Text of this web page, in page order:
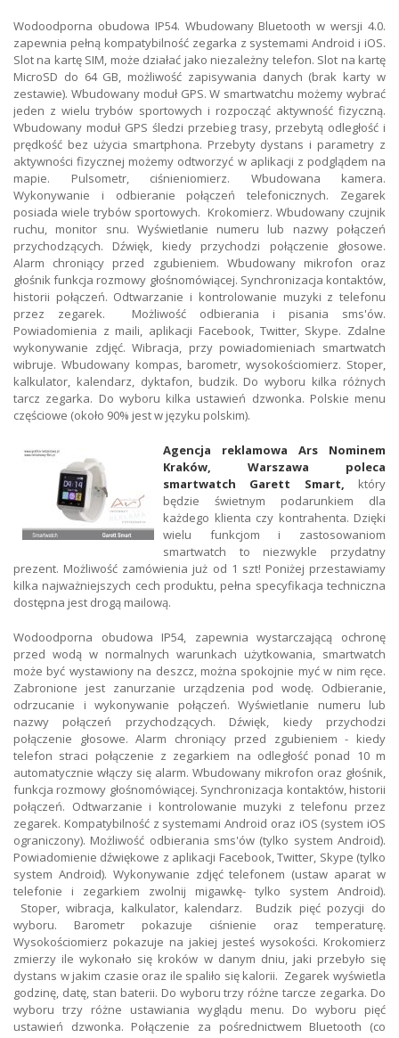
Wodoodporna obudowa IP54. Wbudowany Bluetooth w wersji 4.0.
zapewnia pełną kompatybilność zegarka z systemami Android i iOS.
Slot na kartę SIM, może działać jako niezależny telefon. Slot na kartę
MicroSD do 64 GB, możliwość zapisywania danych (brak karty w
zestawie). Wbudowany moduł GPS. W smartwatchu możemy wybrać
jeden z wielu trybów sportowych i rozpocząć aktywność fizyczną.
Wbudowany moduł GPS śledzi przebieg trasy, przebytą odległość i
prędkość bez użycia smartphona. Przebyty dystans i parametry z
aktywności fizycznej możemy odtworzyć w aplikacji z podglądem na
mapie. Pulsometr, ciśnieniomierz. Wbudowana kamera.
Wykonywanie i odbieranie połączeń telefonicznych. Zegarek
posiada wiele trybów sportowych. Krokomierz. Wbudowany czujnik
ruchu, monitor snu. Wyświetlanie numeru lub nazwy połączeń
przychodzących. Dźwięk, kiedy przychodzi połączenie głosowe.
Alarm chroniący przed zgubieniem. Wbudowany mikrofon oraz
głośnik funkcja rozmowy głośnomówiącej. Synchronizacja kontaktów,
historii połączeń. Odtwarzanie i kontrolowanie muzyki z telefonu
przez zegarek. Możliwość odbierania i pisania sms'ów.
Powiadomienia z maili, aplikacji Facebook, Twitter, Skype. Zdalne
wykonywanie zdjęć. Wibracja, przy powiadomieniach smartwatch
wibruje. Wbudowany kompas, barometr, wysokościomierz. Stoper,
kalkulator, kalendarz, dyktafon, budzik. Do wyboru kilka różnych
tarcz zegarka. Do wyboru kilka ustawień dzwonka. Polskie menu
częściowe (około 90% jest w języku polskim).
Agencja reklamowa Ars Nominem
Kraków, Warszawa poleca
smartwatch Garett Smart, który
będzie świetnym podarunkiem dla
każdego klienta czy kontrahenta. Dzięki
wielu funkcjom i zastosowaniom
smartwatch to niezwykle przydatny
prezent. Możliwość zamówienia już od 1 szt! Poniżej przestawiamy
kilka najważniejszych cech produktu, pełna specyfikacja techniczna
dostępna jest drogą mailową.
Wodoodporna obudowa IP54, zapewnia wystarczającą ochronę
przed wodą w normalnych warunkach użytkowania, smartwatch
może być wystawiony na deszcz, można spokojnie myć w nim ręce.
Zabronione jest zanurzanie urządzenia pod wodę. Odbieranie,
odrzucanie i wykonywanie połączeń. Wyświetlanie numeru lub
nazwy połączeń przychodzących. Dźwięk, kiedy przychodzi
połączenie głosowe. Alarm chroniący przed zgubieniem - kiedy
telefon straci połączenie z zegarkiem na odległość ponad 10 m
automatycznie włączy się alarm. Wbudowany mikrofon oraz głośnik,
funkcja rozmowy głośnomówiącej. Synchronizacja kontaktów, historii
połączeń. Odtwarzanie i kontrolowanie muzyki z telefonu przez
zegarek. Kompatybilność z systemami Android oraz iOS (system iOS
ograniczony). Możliwość odbierania sms'ów (tylko system Android).
Powiadomienie dźwiękowe z aplikacji Facebook, Twitter, Skype (tylko
system Android). Wykonywanie zdjęć telefonem (ustaw aparat w
telefonie i zegarkiem zwolnij migawkę- tylko system Android).
Stoper, wibracja, kalkulator, kalendarz. Budzik pięć pozycji do
wyboru. Barometr pokazuje ciśnienie oraz temperaturę.
Wysokościomierz pokazuje na jakiej jesteś wysokości. Krokomierz
zmierzy ile wykonało się kroków w danym dniu, jaki przebyło się
dystans w jakim czasie oraz ile spaliło się kalorii. Zegarek wyświetla
godzinę, datę, stan baterii. Do wyboru trzy różne tarcze zegarka. Do
wyboru trzy różne ustawiania wyglądu menu. Do wyboru pięć
ustawień dzwonka. Połączenie za pośrednictwem Bluetooth (co